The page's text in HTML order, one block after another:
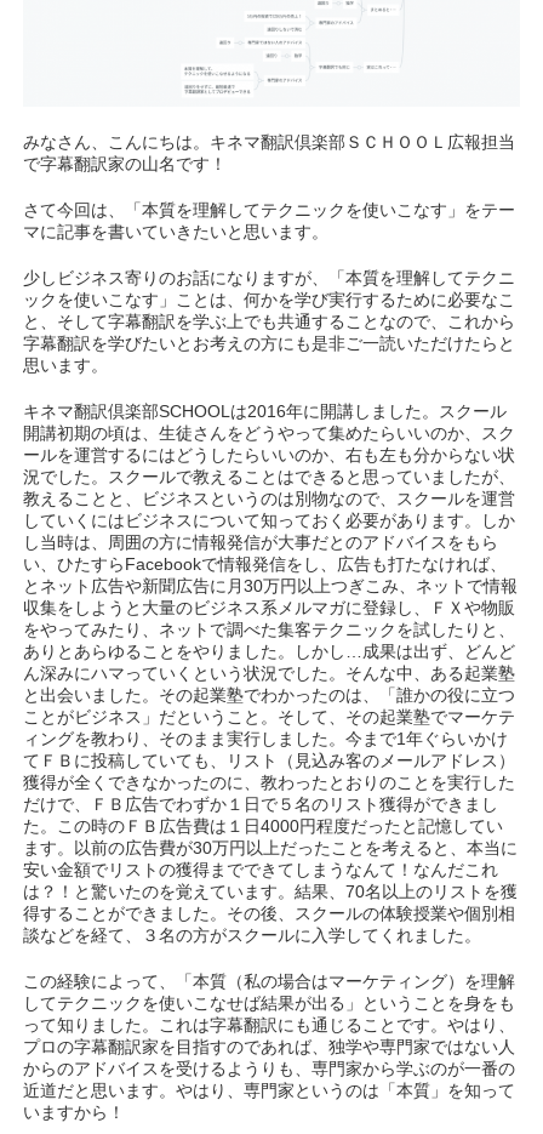
みなさん、こんにちは。キネマ翻訳倶楽部ＳＣＨＯＯＬ広報担当
で字幕翻訳家の山名です！
さて今回は、「本質を理解してテクニックを使いこなす」をテー
マに記事を書いていきたいと思います。
少しビジネス寄りのお話になりますが、「本質を理解してテクニ
ックを使いこなす」ことは、何かを学び実行するために必要なこ
と、そして字幕翻訳を学ぶ上でも共通することなので、これから
字幕翻訳を学びたいとお考えの方にも是非ご一読いただけたらと
思います。
キネマ翻訳倶楽部SCHOOLは2016年に開講しました。スクール
開講初期の頃は、生徒さんをどうやって集めたらいいのか、スク
ールを運営するにはどうしたらいいのか、右も左も分からない状
況でした。スクールで教えることはできると思っていましたが、
教えることと、ビジネスというのは別物なので、スクールを運営
していくにはビジネスについて知っておく必要があります。しか
し当時は、周囲の方に情報発信が大事だとのアドバイスをもら
い、ひたすらFacebookで情報発信をし、広告も打たなければ、
とネット広告や新聞広告に月30万円以上つぎこみ、ネットで情報
収集をしようと大量のビジネス系メルマガに登録し、ＦＸや物販
をやってみたり、ネットで調べた集客テクニックを試したりと、
ありとあらゆることをやりました。しかし…成果は出ず、どんど
ん深みにハマっていくという状況でした。そんな中、ある起業塾
と出会いました。その起業塾でわかったのは、「誰かの役に立つ
ことがビジネス」だということ。そして、その起業塾でマーケテ
ィングを教わり、そのまま実行しました。今まで1年ぐらいかけ
てＦＢに投稿していても、リスト（見込み客のメールアドレス）
獲得が全くできなかったのに、教わったとおりのことを実行した
だけで、ＦＢ広告でわずか１日で５名のリスト獲得ができまし
た。この時のＦＢ広告費は１日4000円程度だったと記憶してい
ます。以前の広告費が30万円以上だったことを考えると、本当に
安い金額でリストの獲得までできてしまうなんて！なんだこれ
は？！と驚いたのを覚えています。結果、70名以上のリストを獲
得することができました。その後、スクールの体験授業や個別相
談などを経て、３名の方がスクールに入学してくれました。
この経験によって、「本質（私の場合はマーケティング）を理解
してテクニックを使いこなせば結果が出る」ということを身をも
って知りました。これは字幕翻訳にも通じることです。やはり、
プロの字幕翻訳家を目指すのであれば、独学や専門家ではない人
からのアドバイスを受けるようりも、専門家から学ぶのが一番の
近道だと思います。やはり、専門家というのは「本質」を知って
いますから！